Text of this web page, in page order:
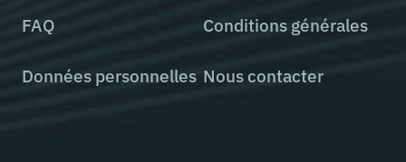
FAQ Conditions générales
Données personnelles Nous contacter